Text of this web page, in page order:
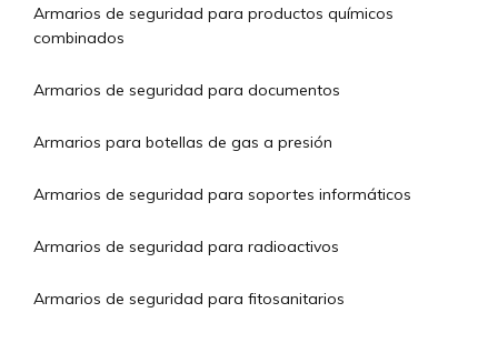
Armarios de seguridad para productos químicos
combinados
Armarios de seguridad para documentos
Armarios para botellas de gas a presión
Armarios de seguridad para soportes informáticos
Armarios de seguridad para radioactivos
Armarios de seguridad para fitosanitarios